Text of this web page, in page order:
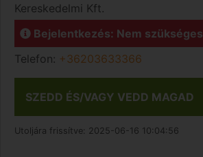
Kereskedelmi Kft.
Bejelentkezés: Nem szükséges
Telefon: +36203633366
SZEDD ÉS/VAGY VEDD MAGAD
Utoljára frissítve: 2025-06-16 10:04:56